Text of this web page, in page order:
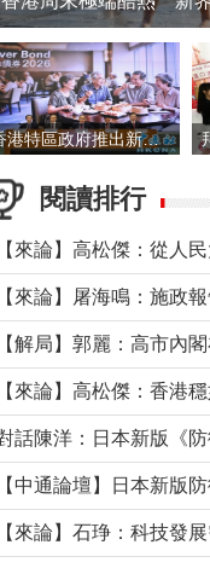
香港特區政府推出新一批銀色債券 每手1萬元保底息4.25厘
閱讀排行